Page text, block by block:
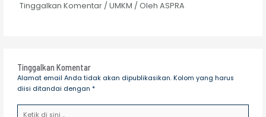
Tinggalkan Komentar /UMKM / OlehASPRA
Tinggalkan Komentar
Alamat email Anda tidak akan dipublikasikan. Kolom yang harus
diisi ditandai dengan *